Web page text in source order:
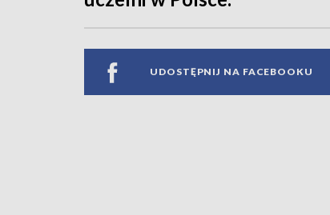
UDOSTĘPNIJ NA FACEBOOKU